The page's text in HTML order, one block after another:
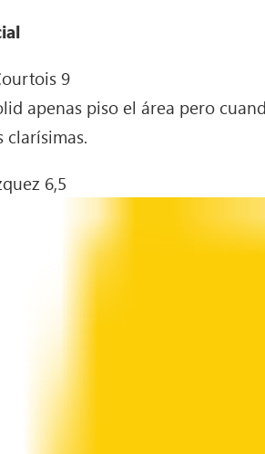
9
apenas piso el área pero
clarísimas.
6,5